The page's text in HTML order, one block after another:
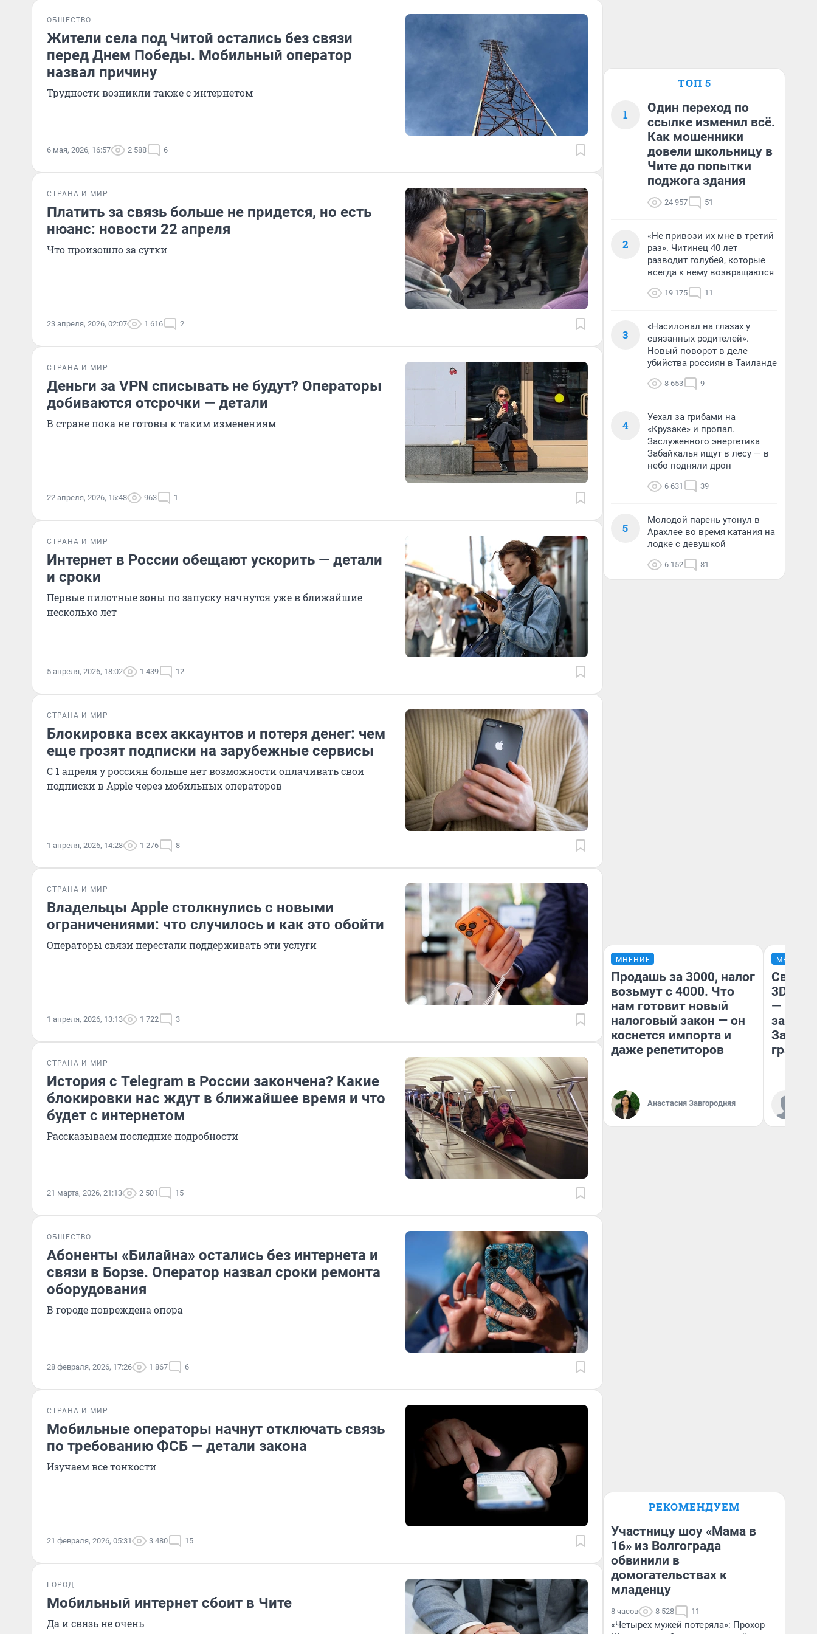
ОБЩЕСТВО
Жители села под Читой остались без связи
перед Днем Победы. Мобильный оператор
назвал причину
Трудности возникли также с интернетом
6 мая, 2026, 16:57 2 588 6
СТРАНА И МИР
Платить за связь больше не придется, но есть
нюанс: новости 22 апреля
Что произошло за сутки
23 апреля, 2026, 02:07 1 616 2
СТРАНА И МИР
Деньги за VPN списывать не будут? Операторы
добиваются отсрочки — детали
В стране пока не готовы к таким изменениям
22 апреля, 2026, 15:48 963 1
СТРАНА И МИР
Интернет в России обещают ускорить — детали
и сроки
Первые пилотные зоны по запуску начнутся уже в ближайшие
несколько лет
5 апреля, 2026, 18:02 1 439 12
СТРАНА И МИР
Блокировка всех аккаунтов и потеря денег: чем
еще грозят подписки на зарубежные сервисы
С 1 апреля у россиян больше нет возможности оплачивать свои
подписки в Apple через мобильных операторов
1 апреля, 2026, 14:28 1 276 8
СТРАНА И МИР
Владельцы Apple столкнулись с новыми
ограничениями: что случилось и как это обойти
Операторы связи перестали поддерживать эти услуги
1 апреля, 2026, 13:13 1 722 3
СТРАНА И МИР
История с Telegram в России закончена? Какие
блокировки нас ждут в ближайшее время и что
будет с интернетом
Рассказываем последние подробности
21 марта, 2026, 21:13 2 501 15
ОБЩЕСТВО
Абоненты «Билайна» остались без интернета и
связи в Борзе. Оператор назвал сроки ремонта
оборудования
В городе повреждена опора
28 февраля, 2026, 17:26 1 867 6
СТРАНА И МИР
Мобильные операторы начнут отключать связь
по требованию ФСБ — детали закона
Изучаем все тонкости
21 февраля, 2026, 05:31 3 480 15
ГОРОД
Мобильный интернет сбоит в Чите
Да и связь не очень
ТОП 5
1
Один переход по
ссылке изменил всё.
Как мошенники
довели школьницу в
Чите до попытки
поджога здания
24 957 51
2
«Не привози их мне в третий
раз». Читинец 40 лет
разводит голубей, которые
всегда к нему возвращаются
19 175 11
3
«Насиловал на глазах у
связанных родителей».
Новый поворот в деле
убийства россиян в Таиланде
8 653 9
4
Уехал за грибами на
«Крузаке» и пропал.
Заслуженного энергетика
Забайкалья ищут в лесу — в
небо подняли дрон
6 631 39
5
Молодой парень утонул в
Арахлее во время катания на
лодке с девушкой
6 152 81
МНЕНИЕ
Продашь за 3000, налог
возьмут с 4000. Что
нам готовит новый
налоговый закон — он
коснется импорта и
даже репетиторов
Анастасия Завгородняя
МНЕНИЕ
— как
РЕКОМЕНДУЕМ
Участницу шоу «Мама в
16» из Волгограда
обвинили в
домогательствах к
младенцу
8 часов 8 528 11
«Четырех мужей потеряла»: Прохор